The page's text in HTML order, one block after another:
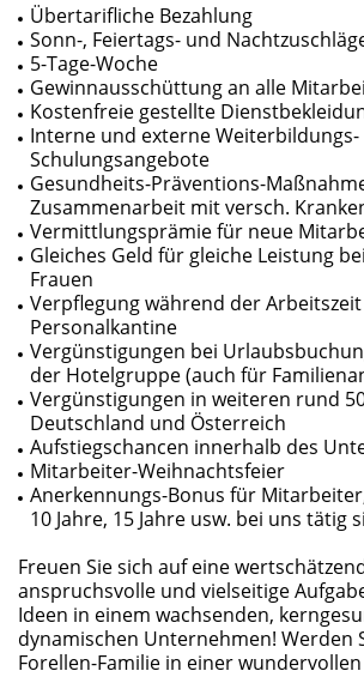
Übertarifliche Bezahlung
Sonn-, Feiertags- und
5-Tage-Woche
Gewinnausschüttung an alle
Kostenfreie gestellte
Interne und externe Weiterbildungs-
Schulungsangebote
Gesundheits-Präventions-
Zusammenarbeit mit versch.
Vermittlungsprämie für neue
Gleiches Geld für gleiche Leistung
Frauen
Verpflegung während der
Personalkantine
Vergünstigungen bei
der Hotelgruppe (auch für
Vergünstigungen in weiteren rund
Deutschland und Österreich
Aufstiegschancen innerhalb des
Mitarbeiter-Weihnachtsfeier
Anerkennungs-Bonus für
10 Jahre, 15 Jahre usw. bei uns tätig
Freuen Sie sich auf eine
anspruchsvolle und vielseitige
Ideen in einem wachsenden,
dynamischen Unternehmen! Werden
Forellen-Familie in einer